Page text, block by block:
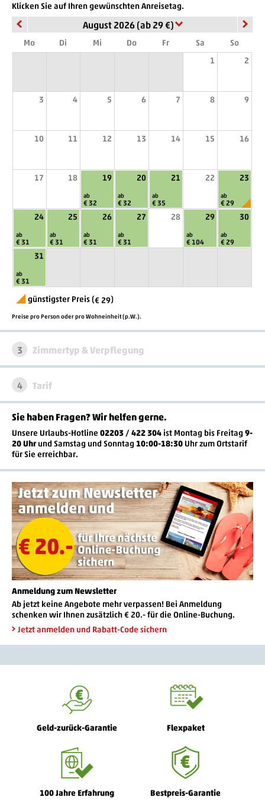
Klicken Sie auf Ihren gewünschten Anreisetag.
August 2026 (ab 29 €)
Mo Di Mi Do Fr Sa
So
1
2
3 4 5 6 7 8 9
10 11 12 13 14 15 16
17 18 19
ab
€ 32
20
ab
€ 32
21
ab
€ 35
22 23
ab
€ 29
24
ab
€ 31
25
ab
€ 31
26
ab
€ 31
27
ab
€ 31
28 29
ab
€ 104
30
ab
€ 29
31
ab
€ 31
günstigster Preis (€ 29)
Preise pro Person oder pro Wohneinheit (p.W.).
3 Zimmertyp & Verpflegung
4 Tarif
Sie haben Fragen? Wir helfen gerne.
Unsere Urlaubs-Hotline 02203 / 422 304 ist Montag bis Freitag9-
20 Uhr und Samstag und Sonntag 10:00-18:30 Uhr zum Ortstarif
für Sie erreichbar.
Anmeldung zum Newsletter
Ab jetzt keine Angebote mehr verpassen! Bei Anmeldung
schenken wir Ihnen zusätzlich € 20.- für die Online-Buchung.
Jetzt anmelden und Rabatt-Code sichern
Geld-zurück-Garantie Flexpaket
100 Jahre Erfahrung Bestpreis-Garantie